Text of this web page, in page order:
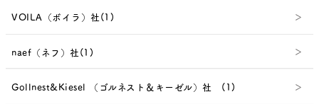
VOILA（ボイラ）社(1)
naef（ネフ）社(1)
Gollnest&Kiesel （ゴルネスト＆キーゼル）社 (1)